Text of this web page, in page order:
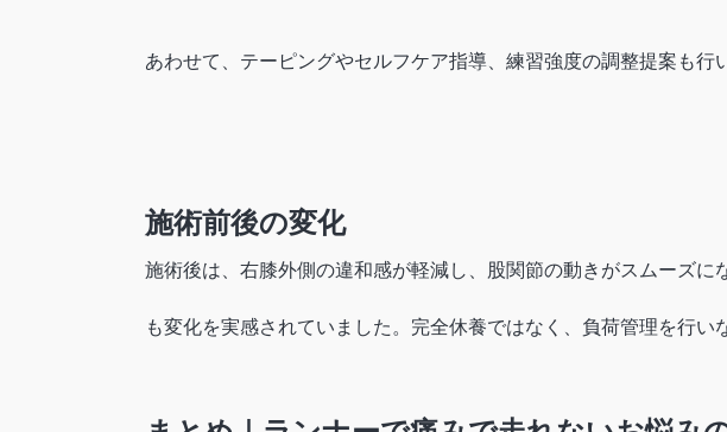
あわせて、テーピングやセルフケア指導、練習強度の調整提案も
施術前後の変化
施術後は、右膝外側の違和感が軽減し、股関節の動きがスムーズ
も変化を実感されていました。完全休養ではなく、負荷管理を行